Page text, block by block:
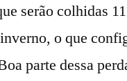
serão colhidas
o que
parte dessa